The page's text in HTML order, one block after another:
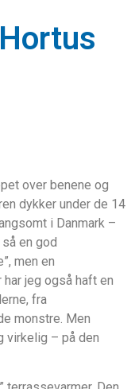
over benene og
dykker under de 14
i Danmark –
en god
men en
jeg også haft en
fra
monstre. Men
virkelig – på den